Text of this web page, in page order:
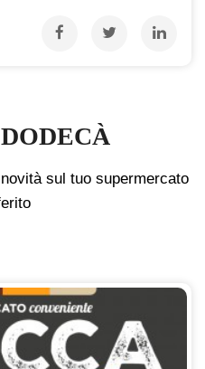
sul tuo supermercato